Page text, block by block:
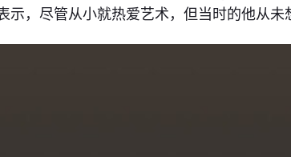
，尽管从小就热爱艺术，但当时的他从未